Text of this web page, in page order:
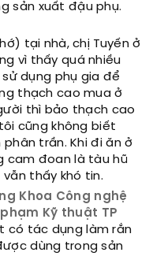
sản xuất đậu phụ.
tại nhà, chị Tuyến ở
vì thấy quá nhiều
dụng phụ gia để
thạch cao mua ở
thì bảo thạch cao
cũng không biết
trần. Khi đi ăn ở
cam đoan là tàu hũ
thấy khó tin.
Khoa Công nghệ
Kỹ thuật TP
có tác dụng làm rắn
dùng trong sản